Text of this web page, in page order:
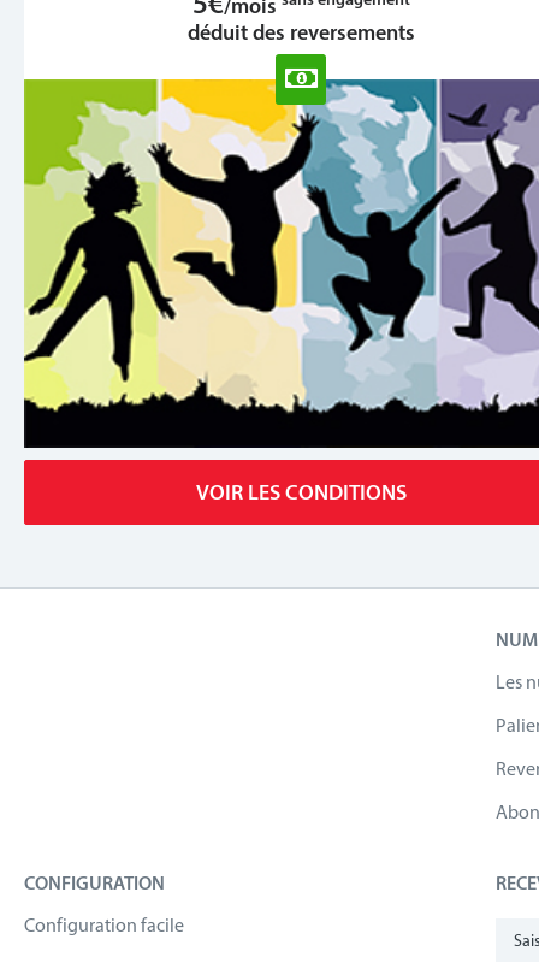
/mois
déduit des reversements
VOIR LES CONDITIONS
Les
CONFIGURATION
Configuration facile